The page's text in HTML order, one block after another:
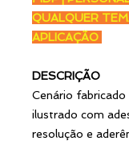
QUALQUER
APLICAÇÃO
DESCRIÇÃO
Cenário
ilustrado com
resolução e